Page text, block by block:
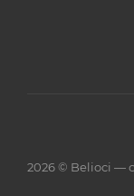
2026 © Belioci —